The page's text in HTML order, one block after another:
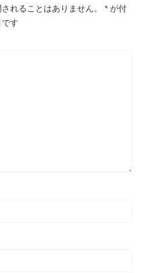
れることはありません。 * が付
す